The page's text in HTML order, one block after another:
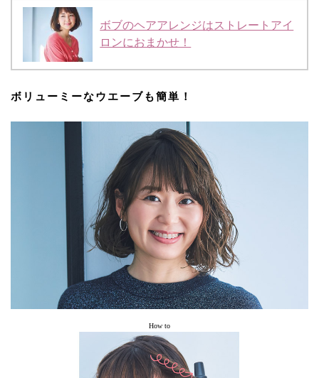
ボブのヘアアレンジはストレートアイ
ロンにおまかせ！
ボリューミーなウエーブも簡単！
How to